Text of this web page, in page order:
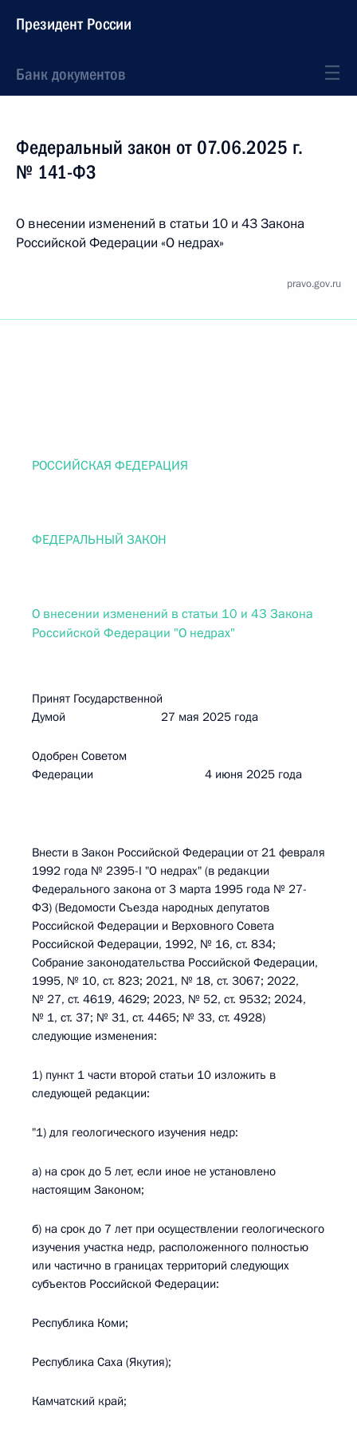
Президент России
Банк документов
Федеральный закон от 07.06.2025 г.
№ 141-ФЗ
О внесении изменений в статьи 10 и 43 Закона
Российской Федерации «О недрах»
pravo.gov.ru
РОССИЙСКАЯ ФЕДЕРАЦИЯ
ФЕДЕРАЛЬНЫЙ ЗАКОН
О внесении изменений в статьи 10 и 43 Закона
Российской Федерации "О недрах"
Принят Государственной
Думой 27 мая 2025 года
Одобрен Советом
Федерации 4 июня 2025 года
Внести в Закон Российской Федерации от 21 февраля
1992 года № 2395-I "О недрах" (в редакции
Федерального закона от 3 марта 1995 года № 27-
ФЗ) (Ведомости Съезда народных депутатов
Российской Федерации и Верховного Совета
Российской Федерации, 1992, № 16, ст. 834;
Собрание законодательства Российской Федерации,
1995, № 10, ст. 823; 2021, № 18, ст. 3067; 2022,
№ 27, ст. 4619, 4629; 2023, № 52, ст. 9532; 2024,
№ 1, ст. 37; № 31, ст. 4465; № 33, ст. 4928)
следующие изменения:
1) пункт 1 части второй статьи 10 изложить в
следующей редакции:
"1) для геологического изучения недр:
а) на срок до 5 лет, если иное не установлено
настоящим Законом;
б) на срок до 7 лет при осуществлении геологического
изучения участка недр, расположенного полностью
или частично в границах территорий следующих
субъектов Российской Федерации:
Республика Коми;
Республика Саха (Якутия);
Камчатский край;